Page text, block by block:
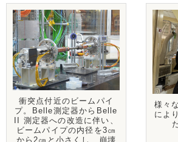
衝突点付近のビームパイ
プ。Belle測定器からBelle
II 測定器への改造に伴い、
ビームパイプの内径を3㎝
から2㎝と小さくし、崩壊
様々
によ